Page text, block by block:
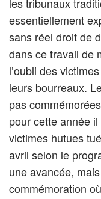
les tribunaux
essentiellement
sans réel droit de
dans ce travail de
l’oubli des
leurs bourreaux.
pas
pour cette année
victimes hutues
avril selon le
une avancée,
commémoration